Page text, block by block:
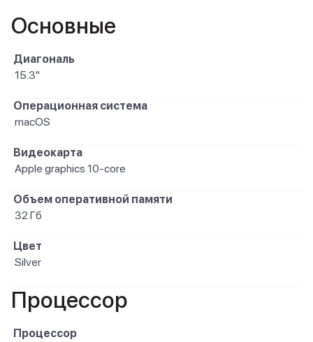
Основные
Диагональ
15.3"
Операционная система
macOS
Видеокарта
Apple graphics 10-core
Объем оперативной памяти
32 Гб
Цвет
Silver
Процессор
Процессор